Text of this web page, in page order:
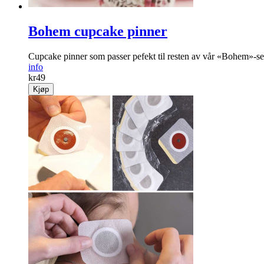
Bohem cupcake pinner
Cupcake pinner som passer pefekt til resten av vår «Bohem»-
info
kr49
Kjøp